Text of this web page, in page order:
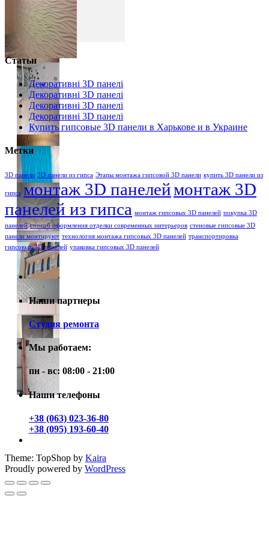
Статьи
Декоративні 3D панелі
Декоративні 3D панелі
Декоративні 3D панелі
Декоративні 3D панелі
Купить гипсовые 3D панели в Харькове и в Украине
Метки
3D панели 3D панели из гипса Этапы монтажа гипсовой 3D панели купить 3D панели из
гипса монтаж 3D панелеймонтаж 3D
панелей из гипса монтаж гипсовых 3D панелей покупка 3D
панелей способ оформления отделки современных интерьеров стеновые гипсовые 3D
панели монтируют технология монтажа гипсовых 3D панелей транспортировка
гипсовых 3D панелей упаковка гипсовых 3D панелей
Наши партнеры
Студия ремонта
Мы работаем:
пн - вс: 08:00 - 21:00
Наши телефоны
+38 (063) 023-36-80
+38 (095) 193-60-40
Theme: TopShop by Kaira
Proudly powered by WordPress